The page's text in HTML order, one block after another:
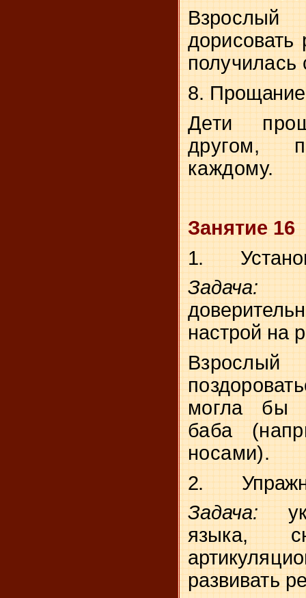
дорисовать
получи­лась
8. Прощание
Дети
другом,
каждому.
Занятие 16
1.
настрой на
могла
баба
носами).
2.
Задача:
языка,
развивать